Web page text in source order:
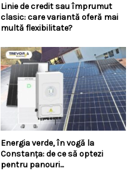
Linie de credit sau împrumut
clasic: care variantă oferă mai
multă flexibilitate?
Energia verde, în vogă la
Constanța: de ce să optezi
pentru panouri...